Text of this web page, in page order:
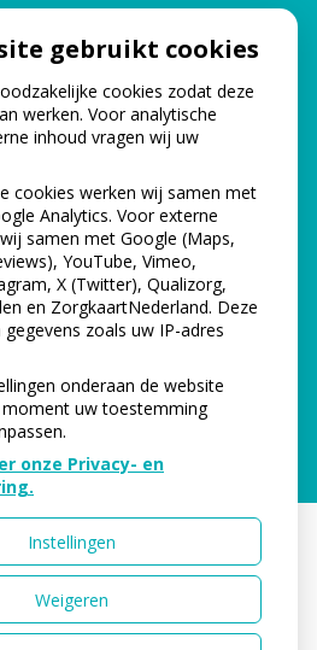
- 17.00
12.00
- 17.00
- 17.00
- 12.00
Online|Beheer
gebruikt cookies
cookies zodat deze
werken. Voor analytische
inhoud vragen wij uw
cookies werken wij samen met
Analytics. Voor externe
samen met Google (Maps,
YouTube, Vimeo,
X (Twitter), Qualizorg,
en ZorgkaartNederland. Deze
zoals uw IP-adres
onderaan de website
uw toestemming
onze Privacy- en
Instellingen
Weigeren